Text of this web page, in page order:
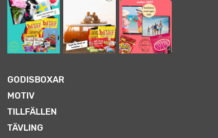
GODISBOXAR
MOTIV
TILLFÄLLEN
TÄVLING